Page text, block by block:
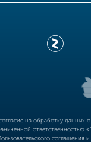
согласие на обработку
соглашения и